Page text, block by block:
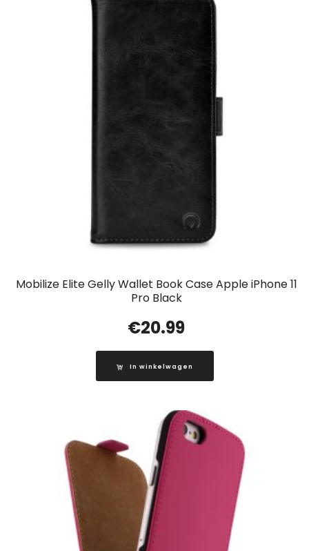
Mobilize Elite Gelly Wallet Book Case Apple iPhone 11
Pro Black
€20.99
In winkelwagen